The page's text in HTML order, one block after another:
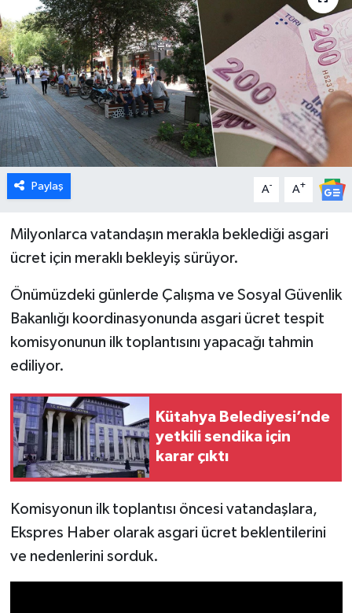
Paylaş A- A+
Milyonlarca vatandaşın merakla beklediği asgari
ücret için meraklı bekleyiş sürüyor.
Önümüzdeki günlerde Çalışma ve Sosyal Güvenlik
Bakanlığı koordinasyonunda asgari ücret tespit
komisyonunun ilk toplantısını yapacağı tahmin
ediliyor.
Kütahya Belediyesi’nde
yetkili sendika için
karar çıktı
Komisyonun ilk toplantısı öncesi vatandaşlara,
Ekspres Haber olarak asgari ücret beklentilerini
ve nedenlerini sorduk.
Ekonomi
Emet
Foto Galeri
Gediz
Genel
Hisarcık
İlçeler
Köşe Yazıları
Kütahya
Magazin
Pazarlar